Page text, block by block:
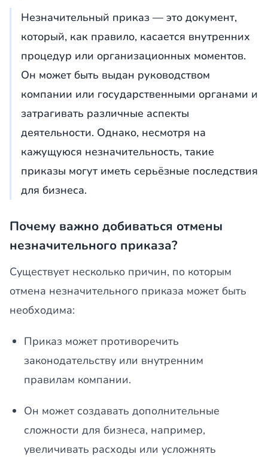
Незначительный приказ — это документ,
который, как правило, касается внутренних
процедур или организационных моментов.
Он может быть выдан руководством
компании или государственными органами и
затрагивать различные аспекты
деятельности. Однако, несмотря на
кажущуюся незначительность, такие
приказы могут иметь серьёзные последствия
для бизнеса.
Почему важно добиваться отмены
незначительного приказа?
Существует несколько причин, по которым
отмена незначительного приказа может быть
необходима:
Приказ может противоречить
законодательству или внутренним
правилам компании.
Он может создавать дополнительные
сложности для бизнеса, например,
увеличивать расходы или усложнять